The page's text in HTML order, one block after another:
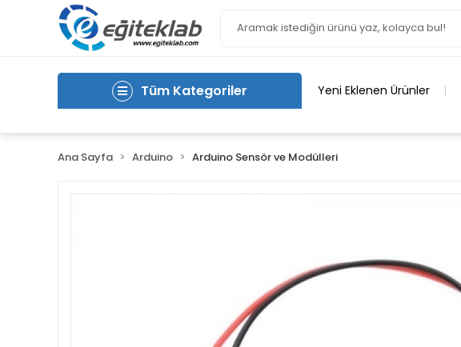
Tüm Kategoriler Yeni Eklenen Ürünler
Ana Sayfa Arduino Arduino Sensör ve Modülleri